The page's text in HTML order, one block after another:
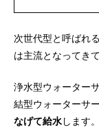
次世代型と呼ばれ
は主流となってき
浄水型ウォーター
結型ウォーターサ
なげて給水します